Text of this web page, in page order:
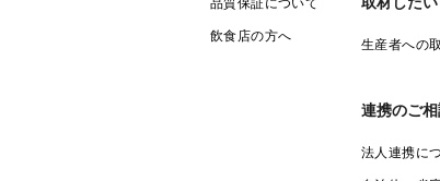
品質保証について
飲食店の方へ
生産者への
連携のご
法人連携に